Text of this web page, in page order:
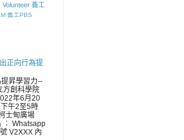
Volunteer 義工
義工PBS
正向行為提
昇學習力--
方創科學院
年6月20
午2至5時
士甸廣場
： Whatsapp
V2XXX 內